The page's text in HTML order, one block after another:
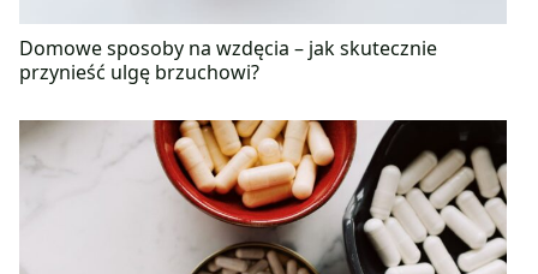
Domowe sposoby na wzdęcia – jak skutecznie
przynieść ulgę brzuchowi?